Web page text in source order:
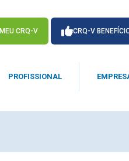
MEU CRQ-V CRQ-V
PROFISSIONAL